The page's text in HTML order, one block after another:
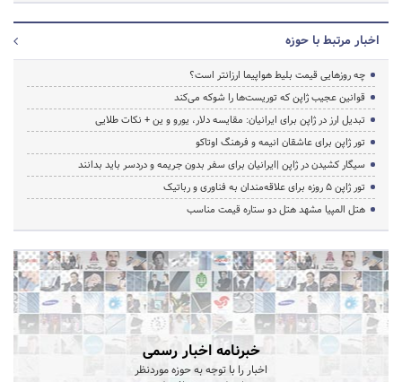
اخبار مرتبط با حوزه
چه روزهایی قیمت بلیط هواپیما ارزانتر است؟
قوانین عجیب ژاپن که توریست‌ها را شوکه می‌کند
تبدیل ارز در ژاپن برای ایرانیان: مقایسه دلار، یورو و ین + نکات طلایی
تور ژاپن برای عاشقان انیمه و فرهنگ اوتاکو
سیگار کشیدن در ژاپن |ایرانیان برای سفر بدون جریمه و دردسر باید بدانند
تور ژاپن ۵ روزه برای علاقه‌مندان به فناوری و رباتیک
هتل المپیا مشهد هتل دو ستاره قیمت مناسب
خبرنامه اخبار رسمی
اخبار را با توجه به حوزه موردنظر